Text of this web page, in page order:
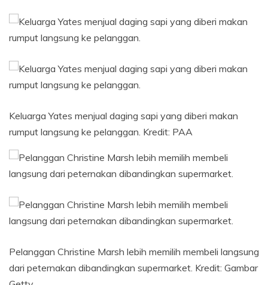
Keluarga Yates menjual daging sapi yang diberi makan
rumput langsung ke pelanggan. Kredit: PAA
Pelanggan Christine Marsh lebih memilih membeli langsung
dari peternakan dibandingkan supermarket. Kredit: Gambar